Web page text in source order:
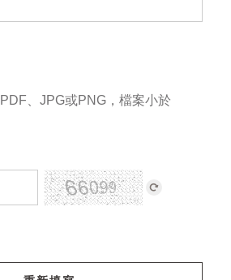
、JPG或PNG，檔案小於